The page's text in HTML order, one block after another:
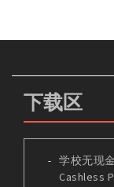
下载区
学校无现
Cashless